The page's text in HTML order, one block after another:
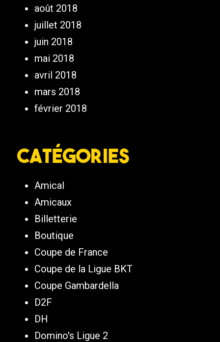
août 2018
juillet 2018
juin 2018
mai 2018
avril 2018
mars 2018
février 2018
Catégories
Amical
Amicaux
Billetterie
Boutique
Coupe de France
Coupe de la Ligue BKT
Coupe Gambardella
D2F
DH
Domino's Ligue 2